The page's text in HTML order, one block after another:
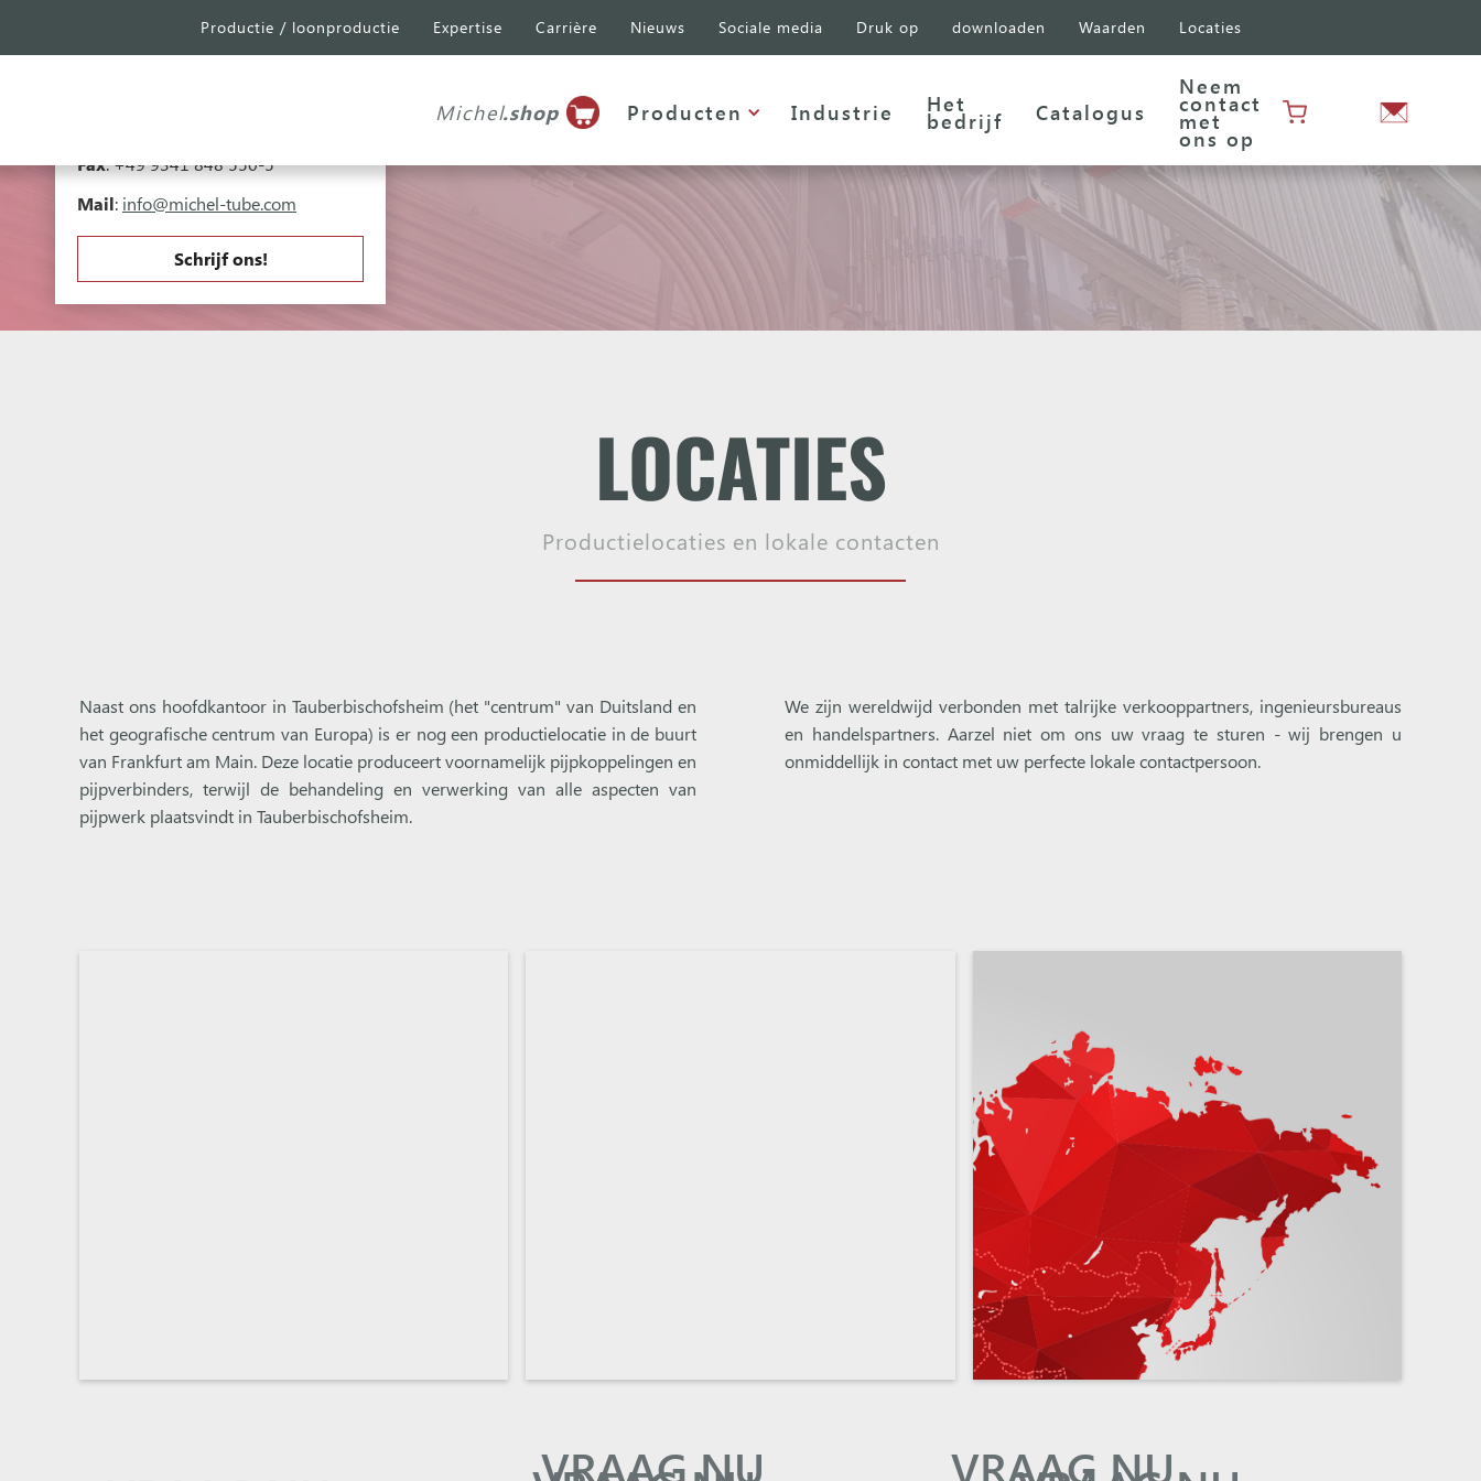
Engineering GmbH
Fax: +49 9341 848 550-5
Mail: info@michel-tube.com
Schrijf ons!
Productie / loonproductie Expertise Carrière Nieuws Sociale media Druk op downloaden Waarden Locaties
Michel.shop Producten Industrie Het
bedrijf Catalogus
Neem
contact
met
ons op
LOCATIES
Productielocaties en lokale contacten
Naast ons hoofdkantoor in Tauberbischofsheim (het "centrum" van Duitsland en
het geografische centrum van Europa) is er nog een productielocatie in de buurt
van Frankfurt am Main. Deze locatie produceert voornamelijk pijpkoppelingen en
pijpverbinders, terwijl de behandeling en verwerking van alle aspecten van
pijpwerk plaatsvindt in Tauberbischofsheim.
We zijn wereldwijd verbonden met talrijke verkooppartners, ingenieursbureaus
en handelspartners. Aarzel niet om ons uw vraag te sturen - wij brengen u
onmiddellijk in contact met uw perfecte lokale contactpersoon.
VRAAG NU VRAAG NU